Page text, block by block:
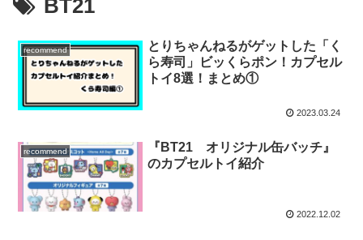
BT21
recommend
とりちゃんねるがゲットした「く
ら寿司」ビッくらポン！カプセル
トイ8選！まとめ①
2023.03.24
recommend
『BT21 オリジナル缶バッチ』
のカプセルトイ紹介
2022.12.02